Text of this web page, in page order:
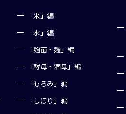
「米」編
「水」編
「麹菌・麹」編
「酵母・酒母」編
「もろみ」編
「しぼり」編